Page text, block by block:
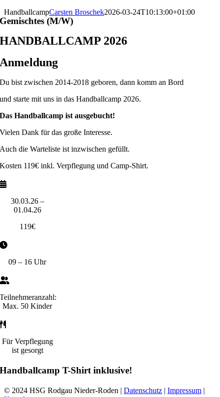
HandballcampCarsten Broschek2026-03-24T10:13:00+01:00
Gemischtes (M/W)
HANDBALLCAMP 2026
Anmeldung
Du bist zwischen 2014-2018 geboren, dann komm an Bord
und starte mit uns in das Handballcamp 2026.
Das Handballcamp ist ausgebucht!
Vielen Dank für das große Interesse.
Auch die Warteliste ist inzwischen gefüllt.
Kosten 119€ inkl. Verpflegung und Camp-Shirt.
30.03.26 –
01.04.26
119€
09 – 16 Uhr
Teilnehmeranzahl:
Max. 50 Kinder
Für Verpflegung
ist gesorgt
Handballcamp T-Shirt inklusive!
© 2024 HSG Rodgau Nieder-Roden | Datenschutz | Impressum |